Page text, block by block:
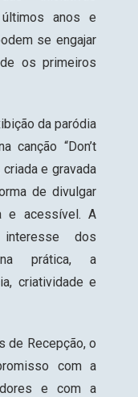
anos e
se engajar
os primeiros
da paródia
canção “Don’t
e gravada
de divulgar
e acessível. A
dos
prática, a
criatividade e
de Recepção, o
com a
e com a